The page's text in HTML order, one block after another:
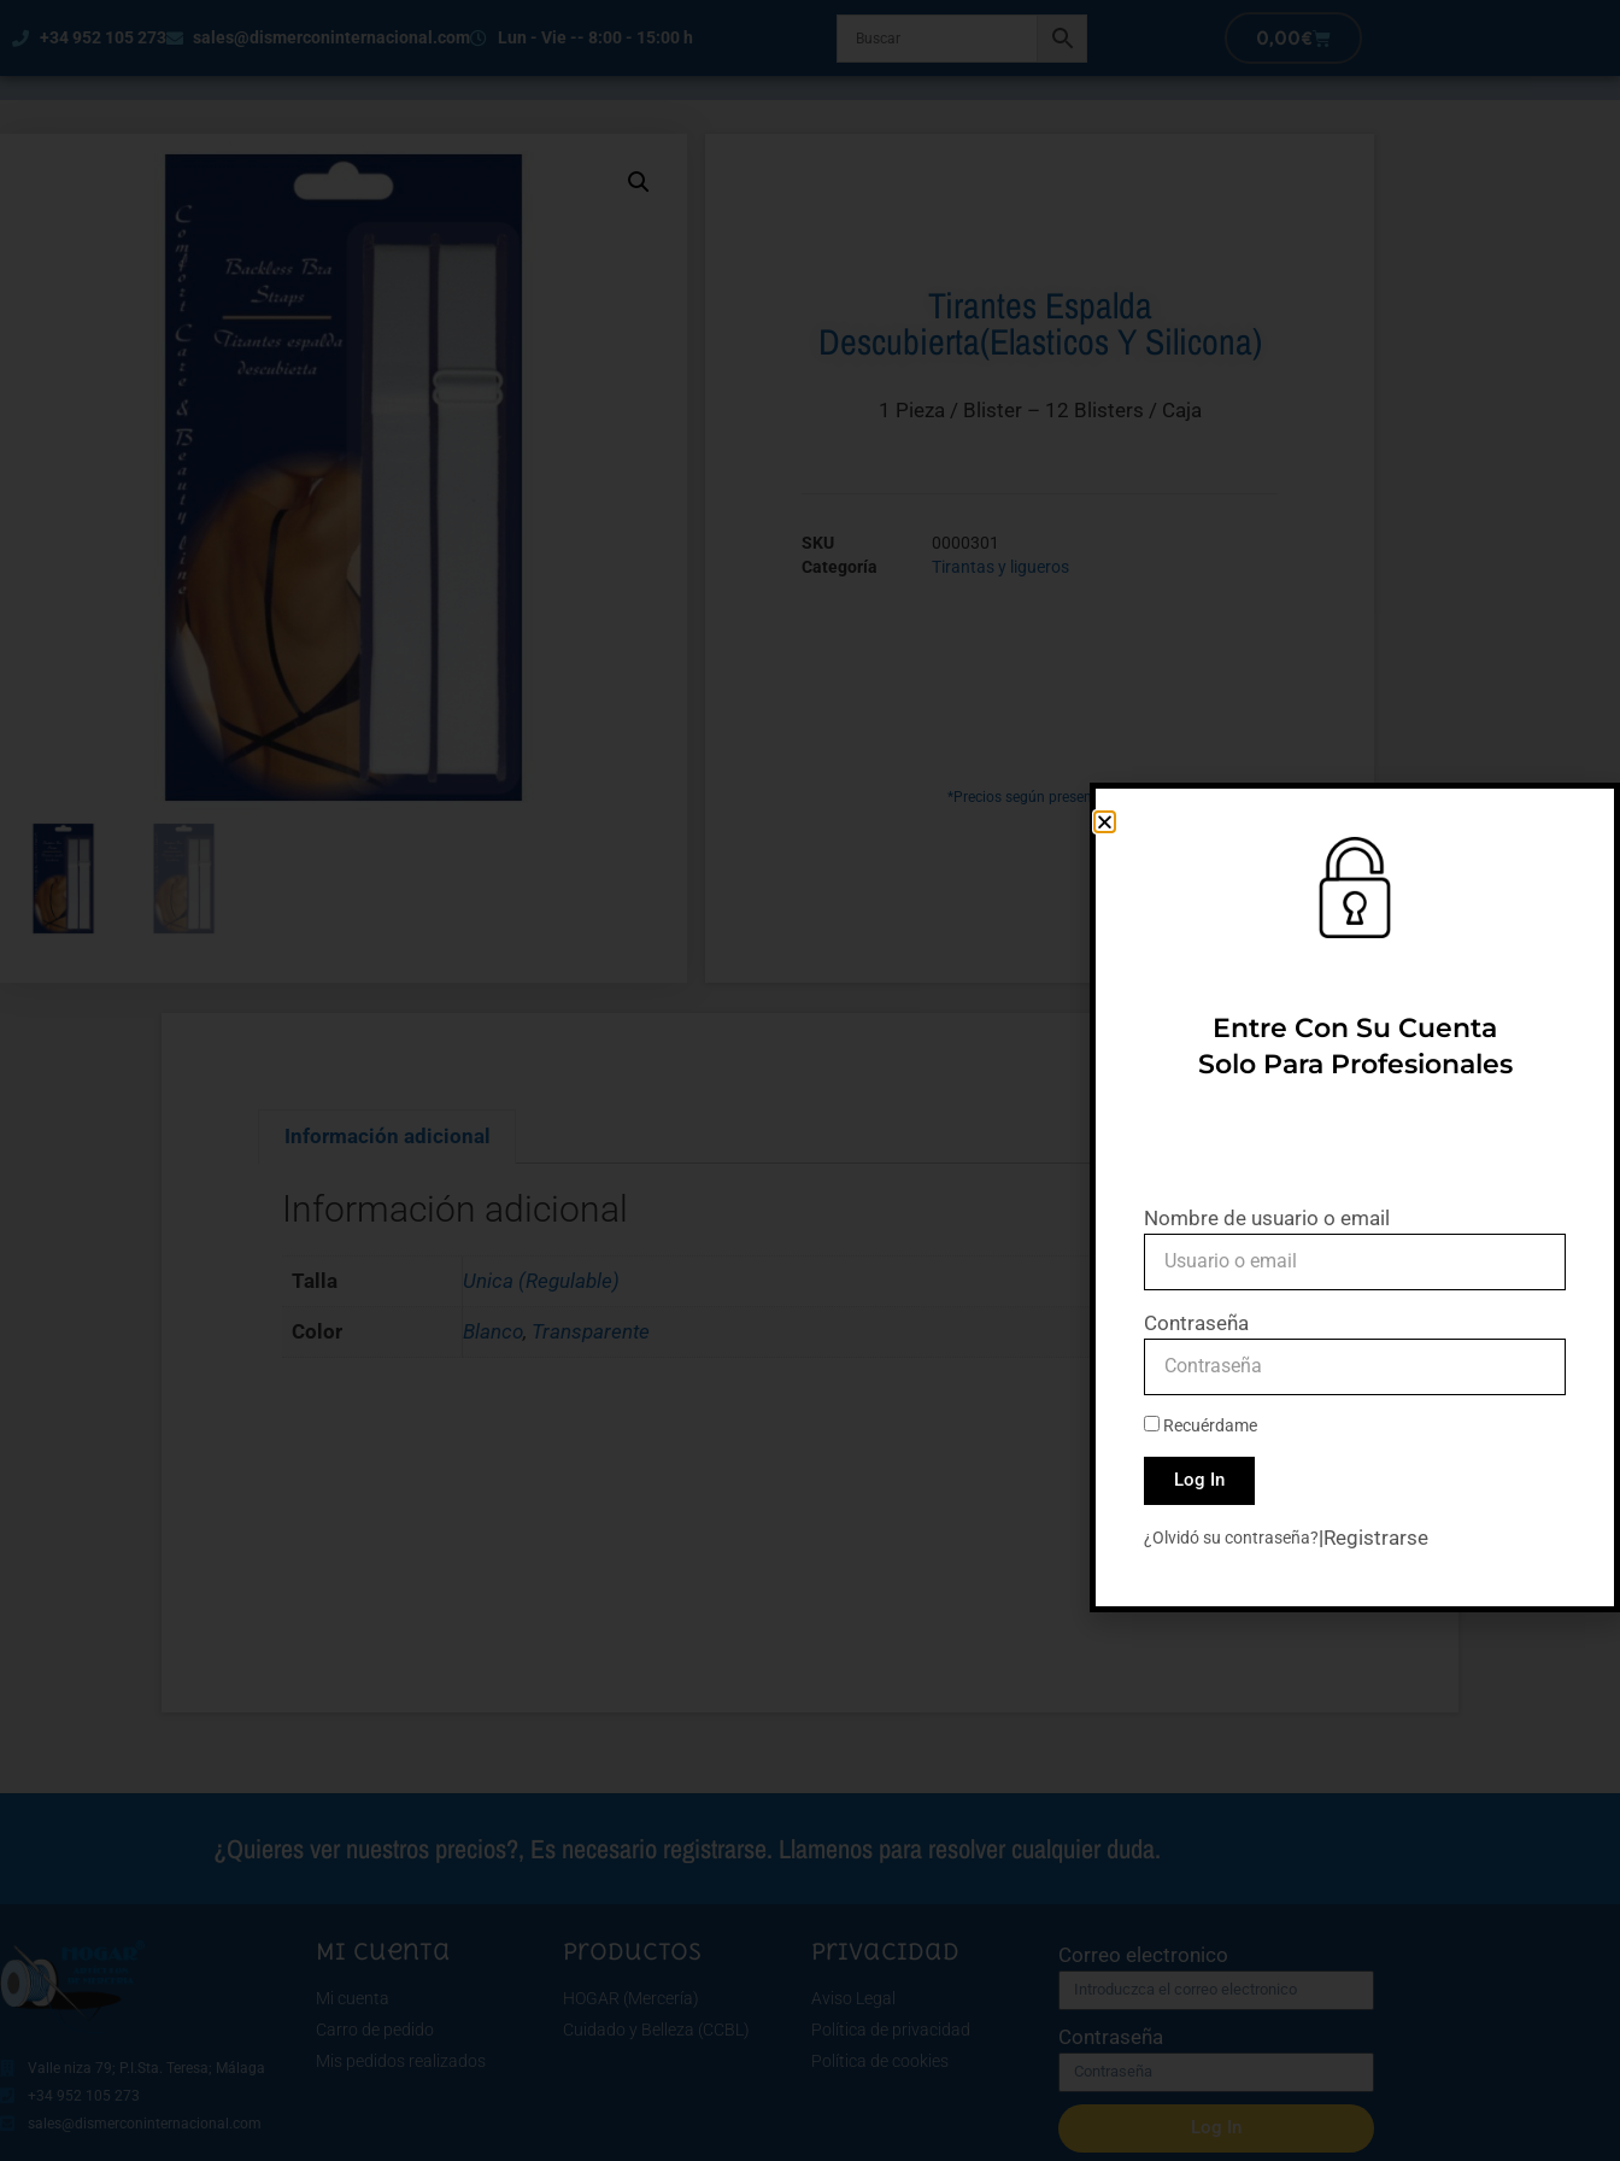
+34 952 105 273 sales@dismerconinternacional.com Lun - Vie -- 8:00 - 15:00 h 0,00€
Tirantes Espalda
Descubierta(elasticos Y Silicona)
1 Pieza / Blister – 12 Blisters / Caja
SKU
0000301
Categoría
Tirantas y ligueros
*Precios según presentación
Información adicional
Información adicional
Talla Unica (Regulable)
Color Blanco, Transparente
¿Quieres ver nuestros precios?, Es necesario registrarse. Llamenos para resolver cualquier duda.
Valle niza 79; P.I.Sta. Teresa; Málaga
+34 952 105 273
sales@dismerconinternacional.com
Mi cuenta
Mi cuenta
Carro de pedido
Mis pedidos realizados
Productos
HOGAR (Mercería)
Cuidado y Belleza (CCBL)
Privacidad
Aviso Legal
Política de privacidad
Política de cookies
Correo electronico
Contraseña
Log In
Entre Con Su Cuenta
Solo Para Profesionales
Nombre de usuario o email
Contraseña
Recuérdame
Log In
¿Olvidó su contraseña?|Registrarse